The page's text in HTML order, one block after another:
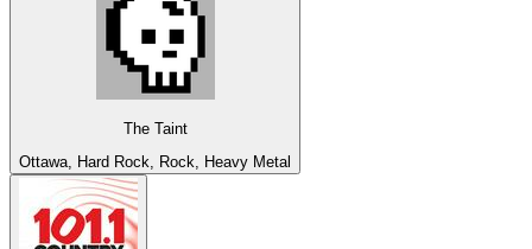
The Taint
Ottawa, Hard Rock, Rock, Heavy Metal